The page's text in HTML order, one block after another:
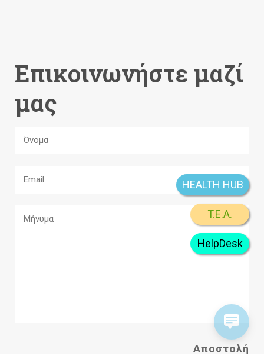
Επικοινωνήστε μαζί
μας
HelpDesk
T.E.A.
HEALTH HUB